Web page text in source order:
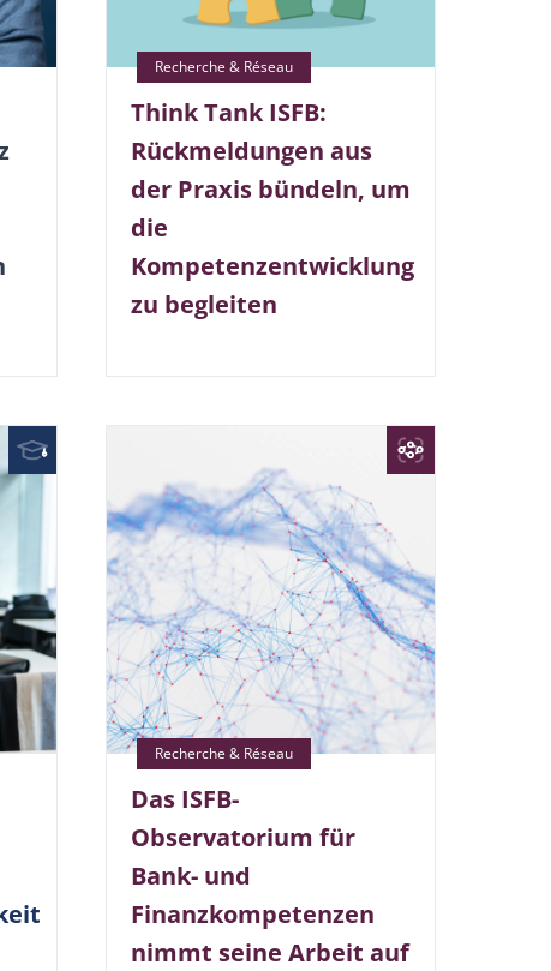
Think Tank ISFB:
Rückmeldungen aus
der Praxis bündeln, um
die
Kompetenzentwicklung
zu begleiten
Das ISFB-
Observatorium für
Bank- und
Finanzkompetenzen
nimmt seine Arbeit auf